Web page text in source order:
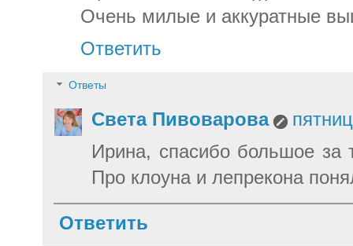
Очень милые и аккуратные
Ответить
Ответы
Света Пивоварова
Ирина, спасибо большое за
Про клоуна и лепрекона
Ответить